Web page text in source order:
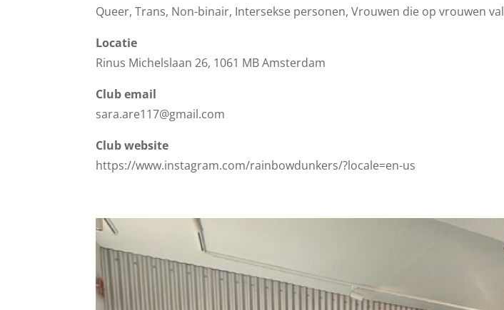
Queer, Trans, Non-binair, Intersekse personen, Vrouwen die op vrouwen
Locatie
Rinus Michelslaan 26, 1061 MB Amsterdam
Club email
sara.are117@gmail.com
Club website
https://www.instagram.com/rainbowdunkers/?locale=en-us